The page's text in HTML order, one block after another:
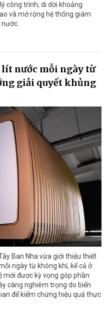
công trình, di dời khoảng
và mở rộng hệ thống giám
lít nước mỗi ngày từ
giải quyết khủng
Ban Nha vừa giới thiệu thiết
ngày từ không khí, kể cả ở
mới được kỳ vọng góp phần
càng nghiêm trọng do biến
để kiểm chứng hiệu quả thực